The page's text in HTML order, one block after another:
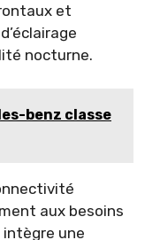
et
nocturne.
benz classe
aux besoins
intègre une